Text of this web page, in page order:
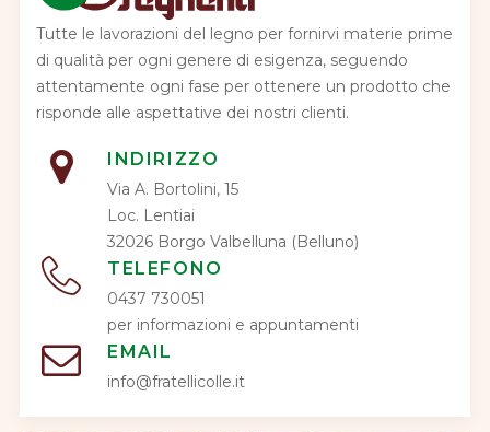
Tutte le lavorazioni del legno per fornirvi materie prime
di qualità per ogni genere di esigenza, seguendo
attentamente ogni fase per ottenere un prodotto che
risponde alle aspettative dei nostri clienti.
INDIRIZZO
Via A. Bortolini, 15
Loc. Lentiai
32026 Borgo Valbelluna (Belluno)
TELEFONO
0437 730051
per informazioni e appuntamenti
EMAIL
info@fratellicolle.it